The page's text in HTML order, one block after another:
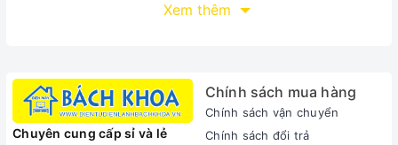
Xem thêm
Chuyên cung cấp sỉ và lẻ
Chính sách mua hàng
Chính sách vận chuyển
Chính sách đổi trả